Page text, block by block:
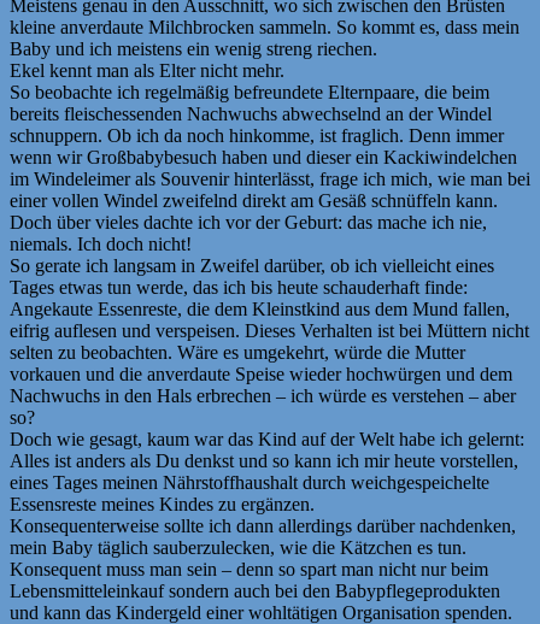
Meistens genau in den Ausschnitt, wo sich zwischen den Brüsten
kleine anverdaute Milchbrocken sammeln. So kommt es, dass mein
Baby und ich meistens ein wenig streng riechen.
Ekel kennt man als Elter nicht mehr.
So beobachte ich regelmäßig befreundete Elternpaare, die beim
bereits fleischessenden Nachwuchs abwechselnd an der Windel
schnuppern. Ob ich da noch hinkomme, ist fraglich. Denn immer
wenn wir Großbabybesuch haben und dieser ein Kackiwindelchen
im Windeleimer als Souvenir hinterlässt, frage ich mich, wie man bei
einer vollen Windel zweifelnd direkt am Gesäß schnüffeln kann.
Doch über vieles dachte ich vor der Geburt: das mache ich nie,
niemals. Ich doch nicht!
So gerate ich langsam in Zweifel darüber, ob ich vielleicht eines
Tages etwas tun werde, das ich bis heute schauderhaft finde:
Angekaute Essenreste, die dem Kleinstkind aus dem Mund fallen,
eifrig auflesen und verspeisen. Dieses Verhalten ist bei Müttern nicht
selten zu beobachten. Wäre es umgekehrt, würde die Mutter
vorkauen und die anverdaute Speise wieder hochwürgen und dem
Nachwuchs in den Hals erbrechen – ich würde es verstehen – aber
so?
Doch wie gesagt, kaum war das Kind auf der Welt habe ich gelernt:
Alles ist anders als Du denkst und so kann ich mir heute vorstellen,
eines Tages meinen Nährstoffhaushalt durch weichgespeichelte
Essensreste meines Kindes zu ergänzen.
Konsequenterweise sollte ich dann allerdings darüber nachdenken,
mein Baby täglich sauberzulecken, wie die Kätzchen es tun.
Konsequent muss man sein – denn so spart man nicht nur beim
Lebensmitteleinkauf sondern auch bei den Babypflegeprodukten
und kann das Kindergeld einer wohltätigen Organisation spenden.